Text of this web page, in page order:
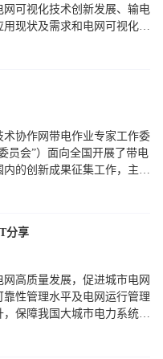
网可视化技术创新发展、输电
现状及需求和电网可视化优
术协作网带电作业专家工作委
员会”）面向全国开展了带电
的创新成果征集工作，主要
分享
高质量发展，促进城市电网
性管理水平及电网运行管理
保障我国大城市电力系统连